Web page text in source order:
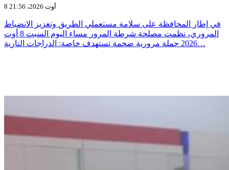
8 أوت 2026، 21:56
في إطار المحافظة على سلامة مستعملي الطريق وتعزيز الانضباط
المروري، نظمت مصلحة شرطة المرور مساء اليوم السبت 8 أوت
2026 حملة مرورية ضخمة تستهدف خاصة: الدراجات النارية…